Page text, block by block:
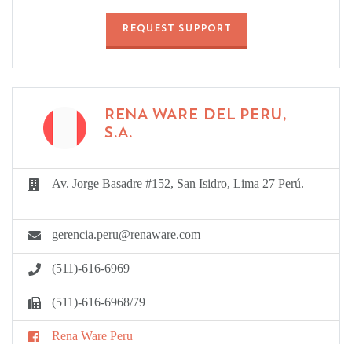
REQUEST SUPPORT
RENA WARE DEL PERU,
S.A.
Av. Jorge Basadre #152, San Isidro, Lima 27 Perú.
gerencia.peru@renaware.com
(511)-616-6969
(511)-616-6968/79
Rena Ware Peru